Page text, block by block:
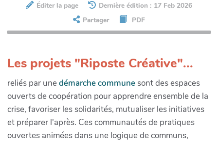
Éditer la page
Dernière édition : 17 Feb 2026
Partager
PDF